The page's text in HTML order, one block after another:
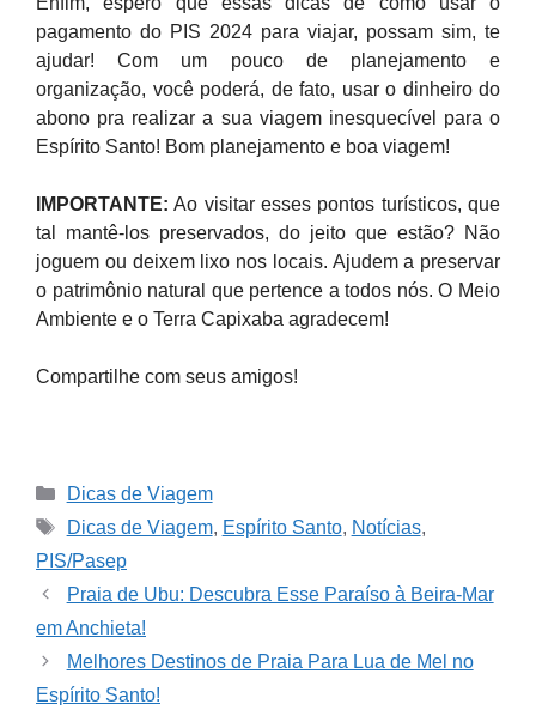
pagamento do PIS 2024 para viajar, possam sim, te
ajudar! Com um pouco de planejamento e
organização, você poderá, de fato, usar o dinheiro do
abono pra realizar a sua viagem inesquecível para o
Espírito Santo! Bom planejamento e boa viagem!
IMPORTANTE: Ao visitar esses pontos turísticos, que
tal mantê-los preservados, do jeito que estão? Não
joguem ou deixem lixo nos locais. Ajudem a preservar
o patrimônio natural que pertence a todos nós. O Meio
Ambiente e o Terra Capixaba agradecem!
Compartilhe com seus amigos!
Categories
Dicas de Viagem
Tags
Dicas de Viagem, Espírito Santo, Notícias,
PIS/Pasep
Praia de Ubu: Descubra Esse Paraíso à Beira-Mar
em Anchieta!
Melhores Destinos de Praia Para Lua de Mel no
Espírito Santo!